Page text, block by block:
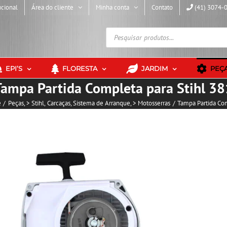
Área do cliente Minha conta Contato (41) 3074-
Pesquisar
produtos
EPI’S FLORESTA JARDIM
Partida Completa para Stihl
Peças > Stihl Carcaças Sistema de Arranque > Motosserras Tampa Partida